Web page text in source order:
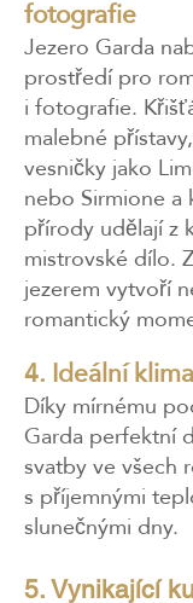
fotografie
Jezero Garda
prostředí pro
i fotografie.
malebné
vesničky jako
nebo Sirmione
přírody udělají z
mistrovské dílo.
jezerem vytvoří
romantický
4. Ideální klima
Díky mírnému
Garda perfektní
svatby ve všech
s příjemnými
slunečnými dny.​
5. Vynikající